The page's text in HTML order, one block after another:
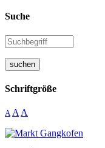
Suche
suchen
Schriftgröße
A A A